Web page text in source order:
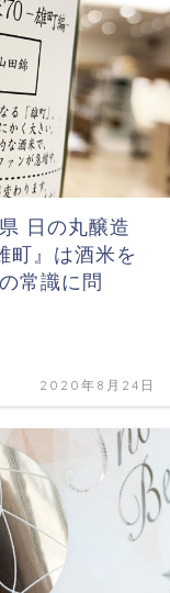
日の丸醸造
町』は酒米を
常識に問
2020年8月24日